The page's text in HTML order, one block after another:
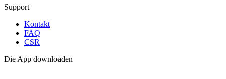
Support
Kontakt
FAQ
CSR
Die App downloaden